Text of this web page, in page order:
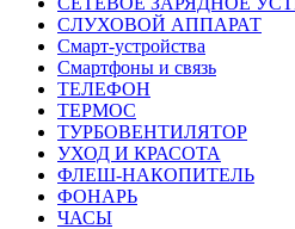
СЛУХОВОЙ АППАРАТ
Смарт-устройства
Смартфоны и связь
ТЕЛЕФОН
ТЕРМОС
ТУРБОВЕНТИЛЯТОР
УХОД И КРАСОТА
ФЛЕШ-НАКОПИТЕЛЬ
ФОНАРЬ
ЧАСЫ